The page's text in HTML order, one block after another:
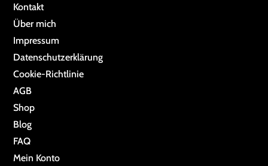
Kontakt
Über mich
Impressum
Da­ten­schutz­er­klä­rung
Cookie-Richtlinie
AGB
Shop
Blog
FAQ
Mein Konto